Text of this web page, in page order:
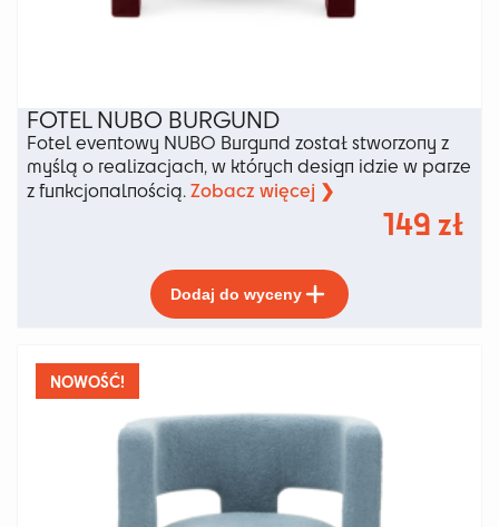
FOTEL NUBO BURGUND
Fotel eventowy NUBO Burgund został stworzony z
myślą o realizacjach, w których design idzie w parze
z funkcjonalnością. Zobacz więcej ❯
149 zł
Dodaj do wyceny
produkt
ma
można
wybrać
stronie
produktu
NOWOŚĆ!